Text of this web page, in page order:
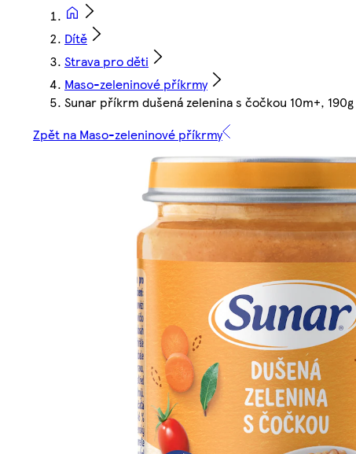
Dítě
Strava pro děti
Maso-zeleninové příkrmy
Sunar příkrm dušená zelenina s čočkou 10m+, 190g
Zpět na Maso-zeleninové příkrmy